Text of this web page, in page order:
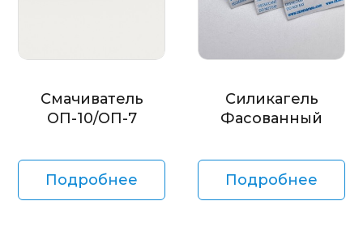
Смачиватель
ОП-10/ОП-7
Подробнее
Силикагель
Фасованный
Подробнее